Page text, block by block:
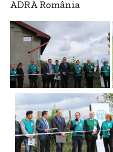
ADRA România